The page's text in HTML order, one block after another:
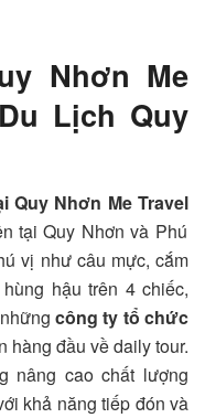
Nhơn Me
Lịch Quy
Quy Nhơn Me Travel
tại Quy Nhơn và Phú
vị như câu mực, cắm
hậu trên 4 chiếc,
công ty tổ chức
hàng đầu về daily tour.
nâng cao chất lượng
khả năng tiếp đón và